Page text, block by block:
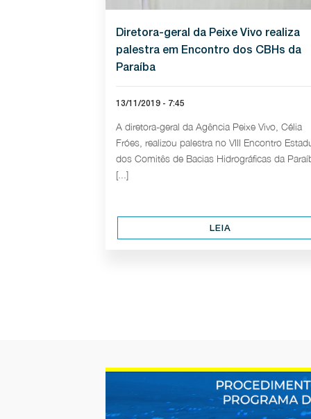
Diretora-geral da Peixe Vivo realiza
palestra em Encontro dos CBHs da
Paraíba
13/11/2019 - 7:45
A diretora-geral da Agência Peixe Vivo, Célia
Fróes, realizou palestra no VIII Encontro
dos Comitês de Bacias Hidrográficas da
[...]
LEIA